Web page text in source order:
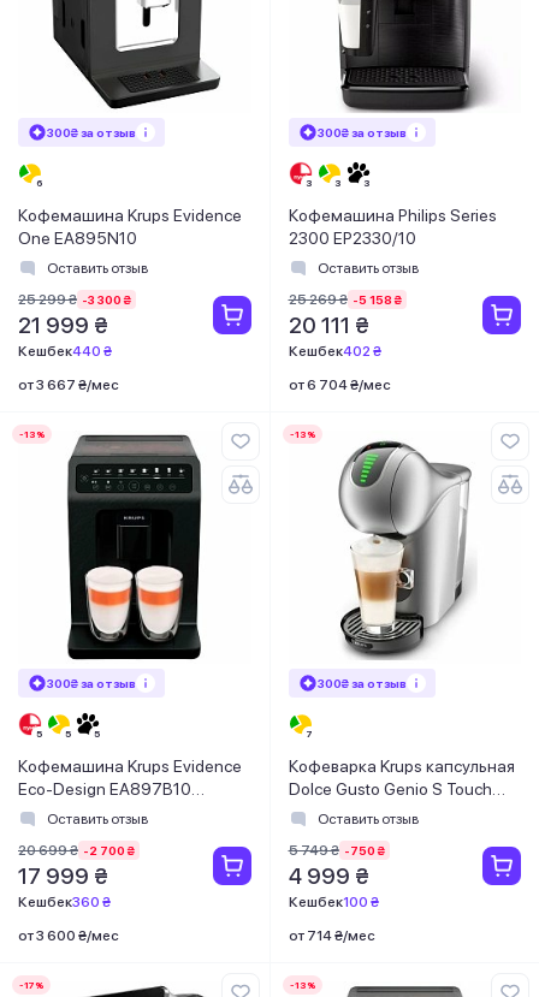
300₴ за отзыв
Кофемашина Krups Evidence
One EA895N10
Оставить отзыв
25 299 ₴ -3 300 ₴
21 999 ₴
Кешбек440 ₴
от 3 667 ₴/мес
300₴ за отзыв
Кофемашина Philips Series
2300 EP2330/10
Оставить отзыв
25 269 ₴ -5 158 ₴
20 111 ₴
Кешбек402 ₴
от 6 704 ₴/мес
-13%
300₴ за отзыв
Кофемашина Krups Evidence
Eco-Design EA897B10
8010001021
Оставить отзыв
20 699 ₴ -2 700 ₴
17 999 ₴
Кешбек360 ₴
от 3 600 ₴/мес
-13%
300₴ за отзыв
Кофеварка Krups капсульная
Dolce Gusto Genio S Touch
KP440E10
Оставить отзыв
5 749 ₴ -750 ₴
4 999 ₴
Кешбек100 ₴
от 714 ₴/мес
-17% -13%